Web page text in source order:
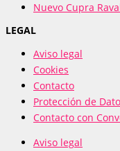
Nuevo Cupra
LEGAL
Aviso legal
Cookies
Contacto
Protección de
Contacto con
Aviso legal